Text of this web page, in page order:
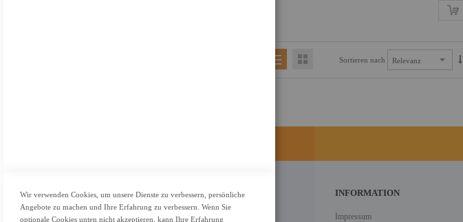
Sortieren nach
KONTAKT
Adresse: Zimbelstrasse 26/13127 Berlin
INFORMATION
Impressum
Wir verwenden Cookies, um unsere Dienste zu verbessern, persönliche
Angebote zu machen und Ihre Erfahrung zu verbessern. Wenn Sie
optionale Cookies unten nicht akzeptieren, kann Ihre Erfahrung